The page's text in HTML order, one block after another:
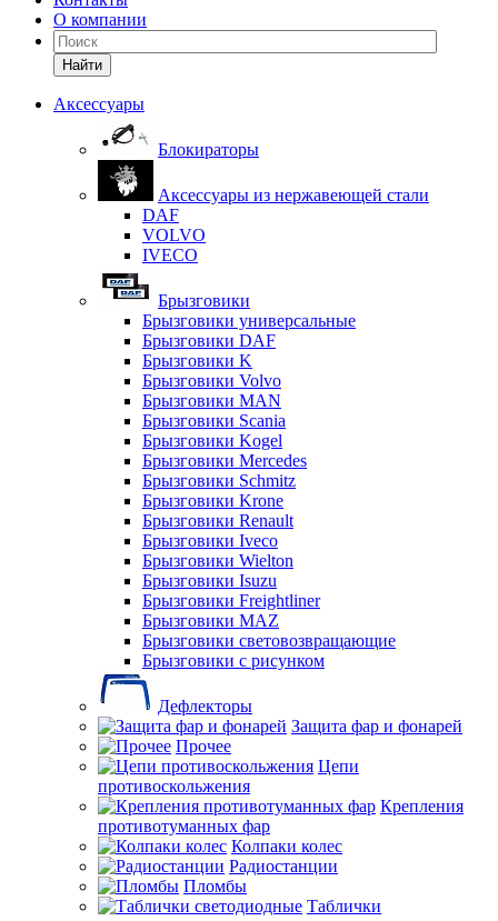
О компании
Найти
Аксессуары
Блокираторы
Аксессуары из нержавеющей стали
DAF
VOLVO
IVECO
Брызговики
Брызговики универсальные
Брызговики DAF
Брызговики K
Брызговики Volvo
Брызговики MAN
Брызговики Scania
Брызговики Kogel
Брызговики Mercedes
Брызговики Schmitz
Брызговики Krone
Брызговики Renault
Брызговики Iveco
Брызговики Wielton
Брызговики Isuzu
Брызговики Freightliner
Брызговики MAZ
Брызговики световозвращающие
Брызговики с рисунком
Дефлекторы
Защита фар и фонарей
Прочее
Цепи
противоскольжения
Крепления
противотуманных фар
Колпаки колес
Радиостанции
Пломбы
Таблички